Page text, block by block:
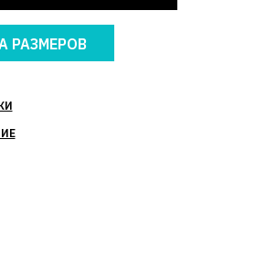
РАЗМЕРОВ